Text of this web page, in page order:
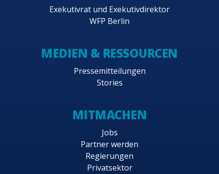
Exekutivrat und Exekutivdirektor
WFP Berlin
MEDIEN & RESSOURCEN
Pressemitteilungen
Stories
MITMACHEN
Jobs
Partner werden
Regierungen
Privatsektor